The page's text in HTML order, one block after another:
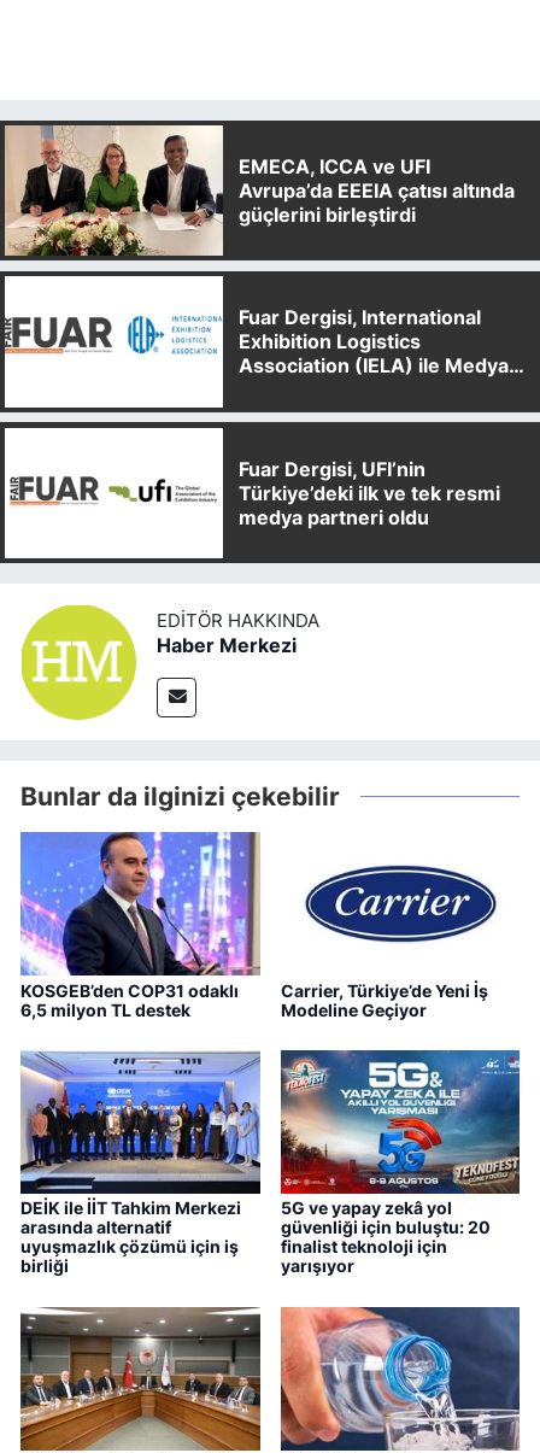
EMECA, ICCA ve UFI
Avrupa’da EEEIA çatısı altında
güçlerini birleştirdi
Fuar Dergisi, International
Exhibition Logistics
Association (IELA) ile Medya
Fuar Dergisi, UFI’nin
Türkiye’deki ilk ve tek resmi
medya partneri oldu
EDITÖR HAKKINDA
Haber Merkezi
Bunlar da ilginizi çekebilir
KOSGEB’den COP31 odaklı
6,5 milyon TL destek
Carrier, Türkiye’de Yeni İş
Modeline Geçiyor
DEİK ile İİT Tahkim Merkezi
arasında alternatif
uyuşmazlık çözümü için iş
birliği
5G ve yapay zekâ yol
güvenliği için buluştu: 20
finalist teknoloji için
yarışıyor